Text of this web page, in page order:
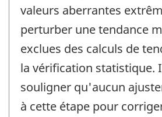
valeurs aberrantes
perturber une tendance
exclues des calculs de
la vérification statistique.
souligner qu'aucun
à cette étape pour